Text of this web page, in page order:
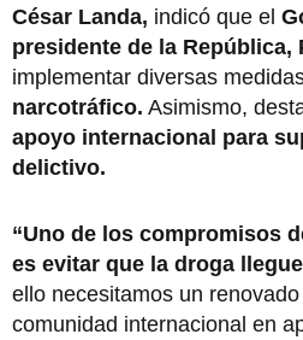
César Landa, indicó que el
presidente de la República,
implementar diversas
narcotráfico. Asimismo,
apoyo internacional para
delictivo.
“Uno de los compromisos
es evitar que la droga
ello necesitamos un
comunidad internacional en